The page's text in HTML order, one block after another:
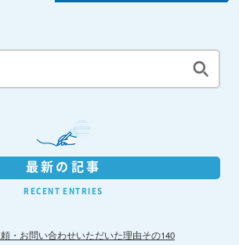
最新の記事
RECENT ENTRIES
・お問い合わせいただいた理由その140